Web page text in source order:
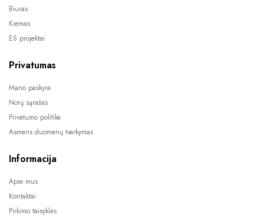
Biuras
Kiemas
ES projektai
Privatumas
Mano paskyra
Norų sąrašas
Privatumo politika
Asmens duomenų tvarkymas
Informacija
Apie mus
Kontaktai
Pirkimo taisyklės